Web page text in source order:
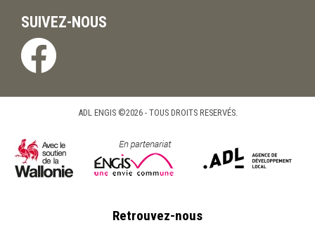
SUIVEZ-NOUS
ADL ENGIS ©2026 - TOUS DROITS RESERVÉS.
Retrouvez-nous